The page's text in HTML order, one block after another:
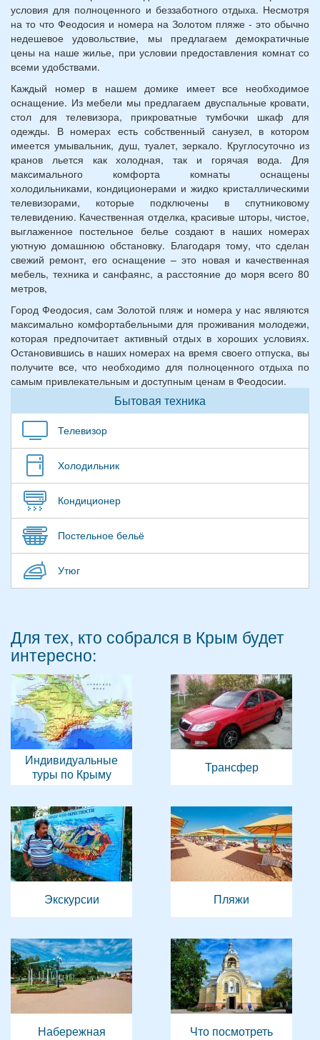
условия для полноценного и беззаботного отдыха. Несмотря
на то что Феодосия и номера на Золотом пляже - это обычно
недешевое удовольствие, мы предлагаем демократичные
цены на наше жилье, при условии предоставления комнат со
всеми удобствами.
Каждый номер в нашем домике имеет все необходимое
оснащение. Из мебели мы предлагаем двуспальные кровати,
стол для телевизора, прикроватные тумбочки шкаф для
одежды. В номерах есть собственный санузел, в котором
имеется умывальник, душ, туалет, зеркало. Круглосуточно из
кранов льется как холодная, так и горячая вода. Для
максимального комфорта комнаты оснащены
холодильниками, кондиционерами и жидко кристаллическими
телевизорами, которые подключены в спутниковому
телевидению. Качественная отделка, красивые шторы, чистое,
выглаженное постельное белье создают в наших номерах
уютную домашнюю обстановку. Благодаря тому, что сделан
свежий ремонт, его оснащение – это новая и качественная
мебель, техника и санфаянс, а расстояние до моря всего 80
метров,
Город Феодосия, сам Золотой пляж и номера у нас являются
максимально комфортабельными для проживания молодежи,
которая предпочитает активный отдых в хороших условиях.
Остановившись в наших номерах на время своего отпуска, вы
получите все, что необходимо для полноценного отдыха по
самым привлекательным и доступным ценам в Феодосии.
Бытовая техника
Телевизор
Холодильник
Кондиционер
Постельное бельё
Утюг
Для тех, кто собрался в Крым будет
интересно:
Индивидуальные
туры по Крыму
Трансфер
Экскурсии Пляжи
Набережная Что посмотреть